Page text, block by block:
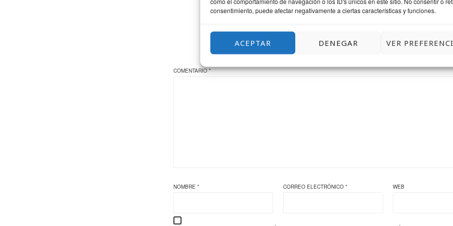
consentimiento, puede afectar negativamente a ciertas características y funciones.
ACEPTAR DENEGAR VER
COMENTA SI TE APETECE
COMENTARIO*
NOMBRE * CORREO ELECTRÓNICO* WEB